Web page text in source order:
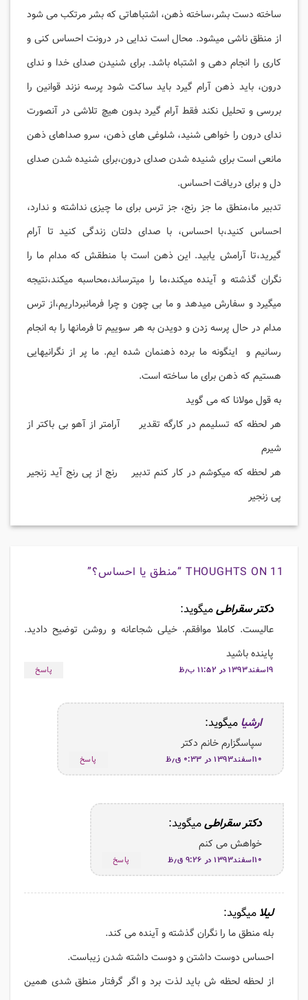
ساخته دست بشر،ساخته ذهن، اشتباهاتی که بشر مرتکب می شود
از منظق ناشی میشود. محال است ندایی در درونت احساس کنی و
کاری را انجام دهی و اشتباه باشد. برای شنیدن صدای خدا و ندای
درون، باید ذهن آرام گیرد باید ساکت شود پرسه نزند قوانین را
بررسی و تحلیل نکند فقط آرام گیرد بدون هیچ تلاشی در آنصورت
ندای درون را خواهی شنید، شلوغی های ذهن، سرو صداهای ذهن
مانعی است برای شنیده شدن صدای درون،برای شنیده شدن صدای
دل و برای دریافت احساس.
تدبیر ما،منطق ما جز رنج، جز ترس برای ما چیزی نداشته و ندارد،
احساس کنید،با احساس، با صدای دلتان زندگی کنید تا آرام
گیرید،تا آرامش یابید. این ذهن است با منطقش که مدام ما را
نگران گذشته و آینده میکند،ما را میترساند،محاسبه میکند،نتیجه
میگیرد و سفارش میدهد و ما بی چون و چرا فرمانبرداریم،از ترس
مدام در حال پرسه زدن و دویدن به هر سوییم تا فرمانها را به انجام
رسانیم و اینگونه ما برده ذهنمان شده ایم. ما پر از نگرانیهایی
هستیم که ذهن برای ما ساخته است.
به قول مولانا که می گوید
هر لحظه که تسلیمم در کارگه تقدیر آرامتر از آهو بی باکتر از
شیرم
هر لحظه که میکوشم در کار کنم تدبیر رنج از پی رنج آید زنجیر
پی زنجیر
11 THOUGHTS ON “ منطق یا احساس؟”
دکتر سقراطیمیگوید:
عالیست. کاملا موافقم. خیلی شجاعانه و روشن توضیح دادید.
پاینده باشید
۹اسفند۱۳۹۳ در ۱۱:۵۲ ب٫ظ پاسخ
ارشیا میگوید:
سپاسگزارم خانم دکتر
۱۰اسفند۱۳۹۳ در ۰:۳۳ ق٫ظ پاسخ
دکتر سقراطیمیگوید:
خواهش می کنم
۱۰اسفند۱۳۹۳ در ۹:۲۶ ق٫ظ پاسخ
لیلا میگوید:
بله منطق ما را نگران گذشته و آینده می کند.
احساس دوست داشتن و دوست داشته شدن زیباست.
از لحظه لحظه ش باید لذت برد و اگر گرفتار منطق شدی همین